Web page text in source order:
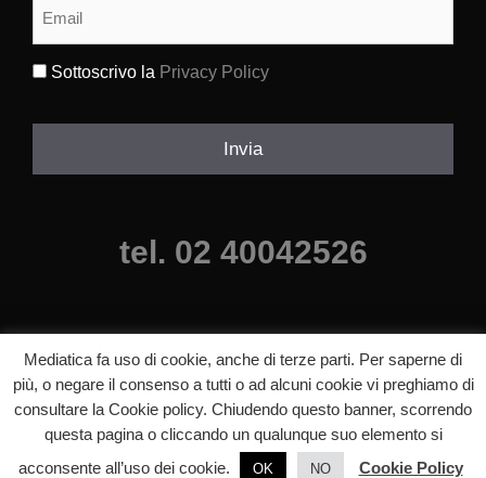
Sottoscrivo la Privacy Policy
Invia
tel. 02 40042526
©2025 mediatica agenzia comunicazione milano, Tutti i diritti riservati.
p.iva 06640840820 |Informazioni legali
Mediatica fa uso di cookie, anche di terze parti. Per saperne di
più, o negare il consenso a tutti o ad alcuni cookie vi preghiamo di
consultare la Cookie policy. Chiudendo questo banner, scorrendo
questa pagina o cliccando un qualunque suo elemento si
acconsente all’uso dei cookie.
OK NO Cookie Policy